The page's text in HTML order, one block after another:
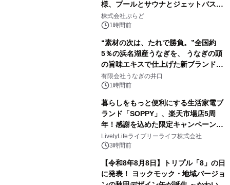
様、プールとサウナとジェットバス付
きで Villa Mon Temps AWAJIの連泊
素泊りプラン
株式会社ぷらど
1時間前
“素材の次は、たれで勝負。”全国約
5％の浜名湖産うなぎを、 うなぎの頭
の旨味エキスで仕上げた新ブランド
「井口の誉」誕生
有限会社うなぎの井口
1時間前
暮らしをもっと便利にする生活家電ブ
ランド「SOPPY」、楽天市場店5周
年！感謝を込めた限定キャンペーンを
8月10日より開催
LivelyLifeライブリーライフ株式会社
3時間前
【令和8年8月8日】トリプル「8」の日
に発表！ ヨックモック・地域バージョ